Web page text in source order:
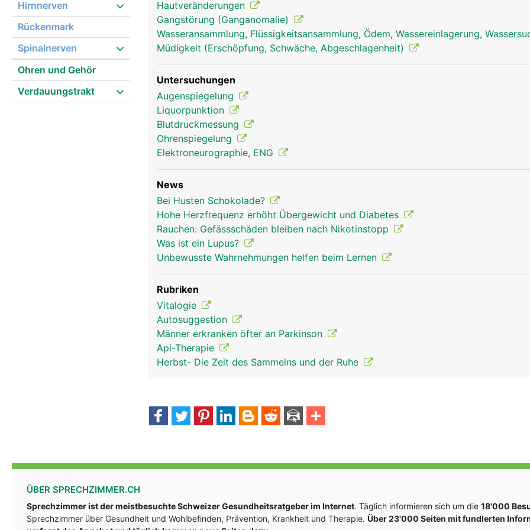
Hirnnerven
Rückenmark
Spinalnerven
Ohren und Gehör
Verdauungstrakt
(Neurotransmitter) an den Kontaktstellen zwischen den Nervenfortsätzen, den
Synapsen.
nervensystem frau nervensystem mann kopf Links
kopf Links Mann
Hautveränderungen
Gangstörung (Ganganomalie)
Wasseransammlung, Flüssigkeitsansammlung, Ödem, Wassereinlagerung,
Müdigkeit (Erschöpfung, Schwäche, Abgeschlagenheit)
Untersuchungen
Augenspiegelung
Liquorpunktion
Blutdruckmessung
Ohrenspiegelung
Elektroneurographie, ENG
News
Bei Husten Schokolade?
Hohe Herzfrequenz erhöht Übergewicht und Diabetes
Rauchen: Gefässschäden bleiben nach Nikotinstopp
Was ist ein Lupus?
Unbewusste Wahrnehmungen helfen beim Lernen
Rubriken
Vitalogie
Autosuggestion
Männer erkranken öfter an Parkinson
Api-Therapie
Herbst- Die Zeit des Sammelns und der Ruhe
ÜBER SPRECHZIMMER.CH
Sprechzimmer ist der meistbesuchte Schweizer Gesundheitsratgeber im Internet. Täglich informieren sich um die 18'000
Sprechzimmer über Gesundheit und Wohlbefinden, Prävention, Krankheit und Therapie. Über 23'000 Seiten mit fundlerten